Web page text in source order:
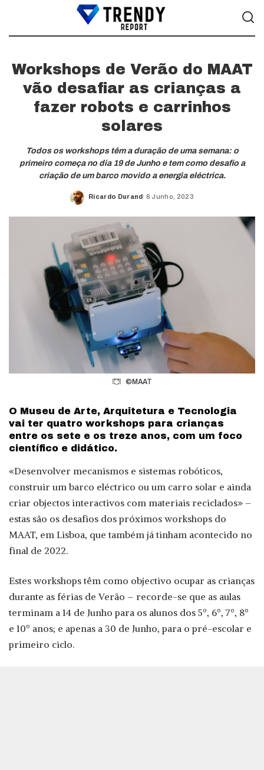
Workshops de Verão do MAAT
vão desafiar as crianças a
fazer robots e carrinhos
solares
Todos os workshops têm a duração de uma semana: o
primeiro começa no dia 19 de Junho e tem como desafio a
criação de um barco movido a energia eléctrica.
Posted
Ricardo Durand 6 Junho, 2023
©MAAT
O Museu de Arte, Arquitetura e Tecnologia
vai ter quatro workshops para crianças
entre os sete e os treze anos, com um foco
científico e didático.
«Desenvolver mecanismos e sistemas robóticos,
construir um barco eléctrico ou um carro solar e ainda
criar objectos interactivos com materiais reciclados» –
estas são os desafios dos próximos workshops do
MAAT, em Lisboa, que também já tinham acontecido no
final de 2022.
Estes workshops têm como objectivo ocupar as crianças
durante as férias de Verão – recorde-se que as aulas
terminam a 14 de Junho para os alunos dos 5º, 6º, 7º, 8º
e 10º anos; e apenas a 30 de Junho, para o pré-escolar e
primeiro ciclo.